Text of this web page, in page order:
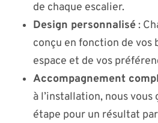
de chaque escalier.
Design personnalisé:
conçu en fonction de vos
espace et de vos
Accompagnement
à l’installation, nous vous
étape pour un résultat